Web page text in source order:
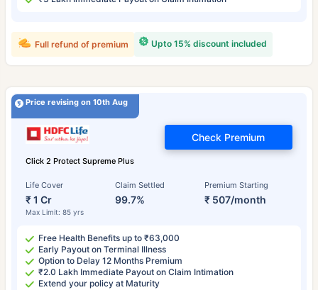
Upto 15% discount included
Full refund of premium
Price revising on 10th Aug
Click 2 Protect Supreme Plus
Life Cover
₹ 1 Cr
Max Limit: 85 yrs
Claim Settled
99.7%
Premium Starting
₹ 507/month
Check Premium
Free Health Benefits up to ₹63,000
Early Payout on Terminal Illness
Option to Delay 12 Months Premium
₹2.0 Lakh Immediate Payout on Claim Intimation
Extend your policy at Maturity